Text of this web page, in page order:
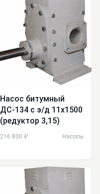
Насос битумный
ДС-134 с э/д 11х1500
(редуктор 3,15)
216 800 ₽ Насосы